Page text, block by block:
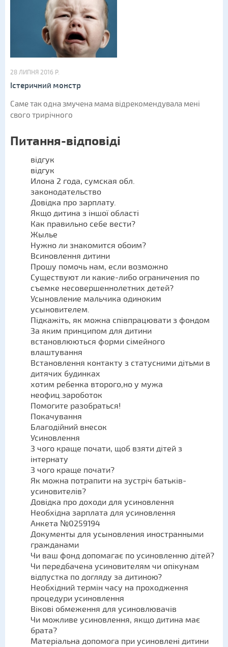
28 ЛИПНЯ 2016 Р.
Істеричний монстр
Саме так одна змучена мама відрекомендувала мені
свого трирічного
Питання-відповіді
відгук
відгук
Илона 2 года, сумская обл.
законодательство
Довідка про зарплату.
Якщо дитина з іншої області
Как правильно себе вести?
Жылье
Нужно ли знакомится обоим?
Всиновлення дитини
Прошу помочь нам, если возможно
Существуют ли какие-либо ограничения по
съемке несовершеннолетних детей?
Усыновление мальчика одиноким
усыновителем.
Підкажіть, як можна співпрацювати з фондом
За яким принципом для дитини
встановлюються форми сімейного
влаштування
Встановлення контакту з статусними дітьми в
дитячих будинках
хотим ребенка второго,но у мужа
неофиц.зароботок
Помогите разобраться!
Покачування
Благодійний внесок
Усиновлення
З чого краще почати, щоб взяти дітей з
інтернату
З чого краще почати?
Як можна потрапити на зустріч батьків-
усиновителів?
Довідка про доходи для усиновлення
Необхідна зарплата для усиновлення
Анкета №0259194
Документы для усыновления иностранными
гражданами
Чи ваш фонд допомагає по усиновленню дітей?
Чи передбачена усиновителям чи опікунам
відпустка по догляду за дитиною?
Необхідний термін часу на проходження
процедури усиновлення
Вікові обмеження для усиновлювачів
Чи можливе усиновлення, якщо дитина має
брата?
Матеріальна допомога при усиновлені дитини